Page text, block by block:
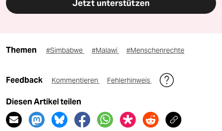
Jetzt unterstützen
Themen #Simbabwe #Malawi #Menschenrechte
Feedback Kommentieren Fehlerhinweis
Diesen Artikel teilen